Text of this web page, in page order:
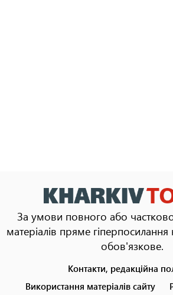
За умови повного або
матеріалів пряме
обов'язкове.
menu
Контакти, редакційна
Використання матеріалів сайту